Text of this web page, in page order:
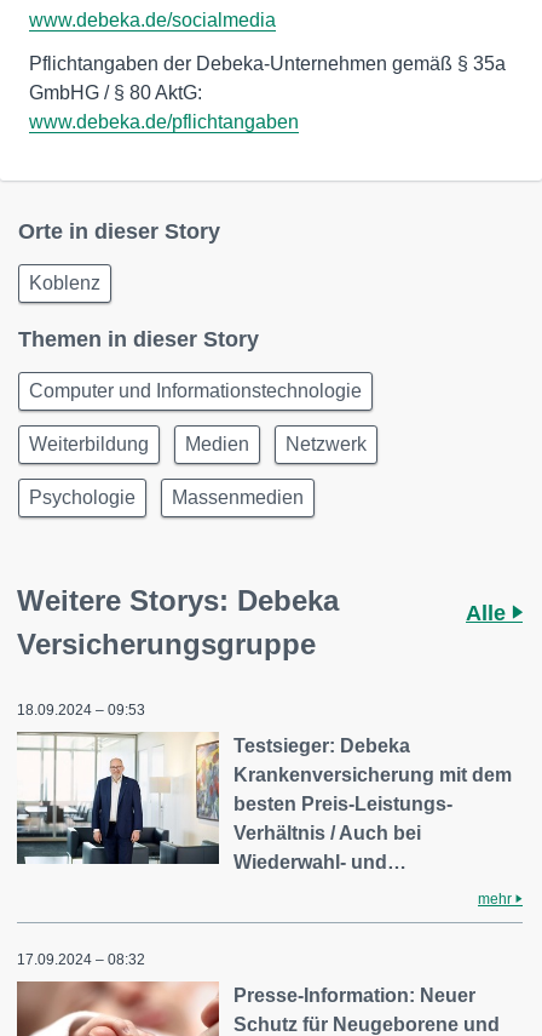
www.debeka.de/socialmedia
Pflichtangaben der Debeka-Unternehmen gemäß § 35a
www.debeka.de/pflichtangaben
Orte in dieser Story
Koblenz
Themen in dieser Story
Computer und Informationstechnologie
Weiterbildung Medien Netzwerk
Psychologie Massenmedien
Weitere Storys: Debeka
Versicherungsgruppe
Alle
18.09.2024 – 09:53
Testsieger: Debeka
Krankenversicherung mit dem
besten Preis-Leistungs-
Verhältnis / Auch bei
Wiederwahl- und…
mehr
17.09.2024 – 08:32
Presse-Information: Neuer
Schutz für Neugeborene und